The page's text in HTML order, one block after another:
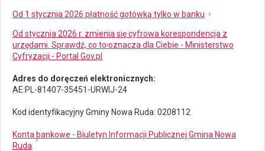
Od 1 stycznia 2026 płatność gotówką tylko w banku
Od stycznia 2026 r. zmienia się cyfrowa korespondencja z
urzędami. Sprawdź, co to oznacza dla Ciebie - Ministerstwo
Cyfryzacji - Portal Gov.pl
Adres do doręczeń elektronicznych:
AE:PL-81407-35451-URWIJ-24
Kod identyfikacyjny Gminy Nowa Ruda: 0208112
Konta bankowe - Biuletyn Informacji Publicznej Gmina Nowa
Ruda